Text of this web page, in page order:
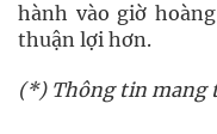
hành vào giờ
thuận lợi hơn.
(*) Thông tin mang